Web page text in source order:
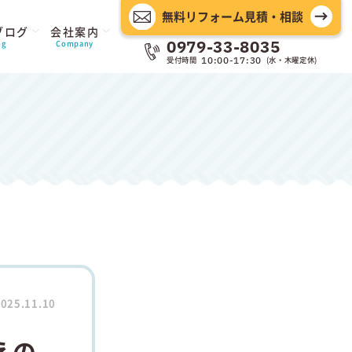
ログ 会社案内
Company
無料リフォーム見積・相談
0979-33-8035
受付時間 10:00-17:30 (水・木曜定休)